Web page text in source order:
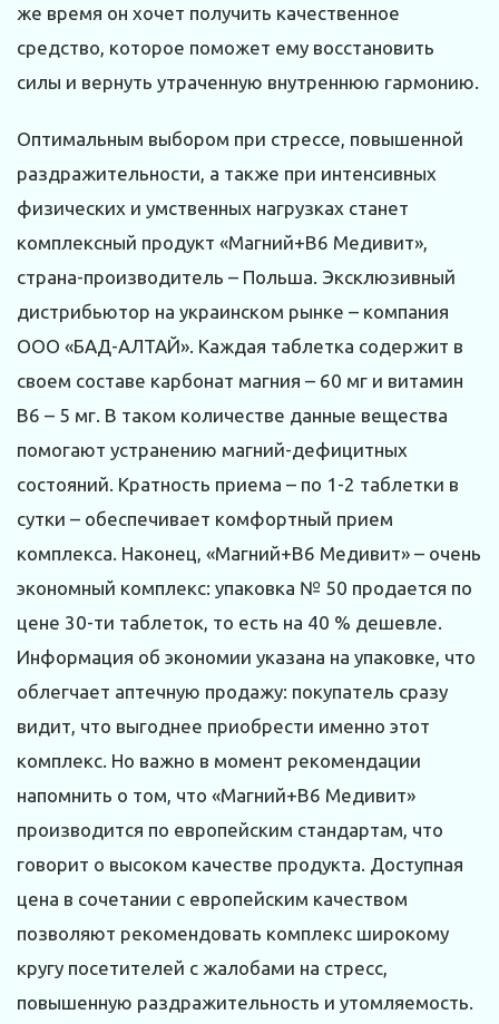
же время он хочет получить качественное
средство, которое поможет ему восстановить
силы и вернуть утраченную внутреннюю гармонию.
Оптимальным выбором при стрессе, повышенной
раздражительности, а также при интенсивных
физических и умственных нагрузках станет
комплексный продукт «Магний+В6 Медивит»,
страна-производитель – Польша. Эксклюзивный
дистрибьютор на украинском рынке – компания
ООО «БАД-АЛТАЙ». Каждая таблетка содержит в
своем составе карбонат магния – 60 мг и витамин
В6 – 5 мг. В таком количестве данные вещества
помогают устранению магний-дефицитных
состояний. Кратность приема – по 1-2 таблетки в
сутки – обеспечивает комфортный прием
комплекса. Наконец, «Магний+В6 Медивит» – очень
экономный комплекс: упаковка № 50 продается по
цене 30-ти таблеток, то есть на 40 % дешевле.
Информация об экономии указана на упаковке, что
облегчает аптечную продажу: покупатель сразу
видит, что выгоднее приобрести именно этот
комплекс. Но важно в момент рекомендации
напомнить о том, что «Магний+В6 Медивит»
производится по европейским стандартам, что
говорит о высоком качестве продукта. Доступная
цена в сочетании с европейским качеством
позволяют рекомендовать комплекс широкому
кругу посетителей с жалобами на стресс,
повышенную раздражительность и утомляемость.